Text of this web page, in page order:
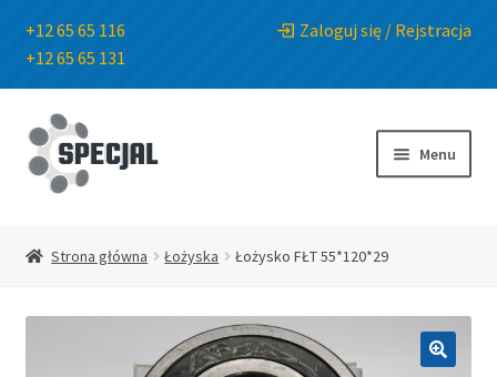
+12 65 65 116
+12 65 65 131
Zaloguj się / Rejstracja
Przejdź
do
nawigacji
Przejdź
do
treści
Menu
Strona główna Łożyska Łożysko FŁT 55*120*29